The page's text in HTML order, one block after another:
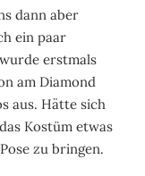
dann aber
ein paar
erstmals
am Diamond
aus. Hätte sich
Kostüm etwas
zu bringen.